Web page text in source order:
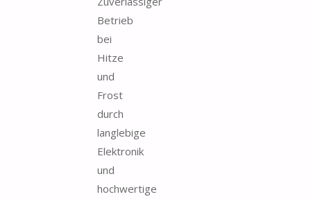
Betrieb
bei
Hitze
und
Frost
durch
langlebige
Elektronik
und
hochwertige